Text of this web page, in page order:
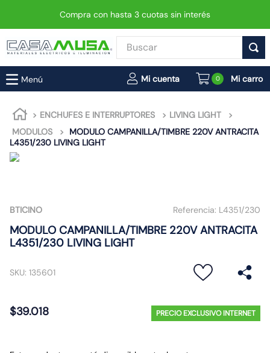
Compra con hasta 3 cuotas sin interés
Buscar
0
ENCHUFES E INTERRUPTORES
LIVING LIGHT
MODULOS
MODULO CAMPANILLA/TIMBRE 220V ANTRACITA
L4351/230 LIVING LIGHT
BTICINO Referencia: L4351/230
MODULO CAMPANILLA/TIMBRE 220V ANTRACITA
L4351/230 LIVING LIGHT
SKU: 135601
$39.018 PRECIO EXCLUSIVO INTERNET
TÉRMINOS MÁS BUSCADOS
1.
enchufe
2.
interruptor
3.
luminaria vial led neo
matixgo
8.
ampolleta
diferencial